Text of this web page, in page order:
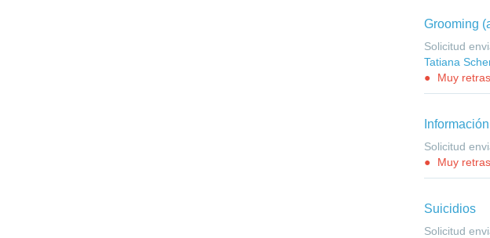
Grooming
Solicitud
Tatiana
Muy
Solicitud
Muy
Suicidios
Solicitud